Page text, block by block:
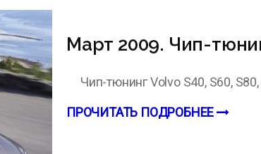
Март 2009. Чип-
Чип-тюнинг Volvo S40, S60,
ПРОЧИТАТЬ ПОДРОБНЕЕ